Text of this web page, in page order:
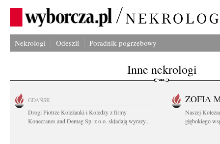
Nekrologi Odeszli Poradnik pogrzebowy
Inne nekrologi
GDAŃSK
Drogi Piotrze Koleżanki i Koledzy z firmy
Konecranes and Demag Sp. z o.o. składają wyrazy...
ZOFIA
Naszej
głębokiego